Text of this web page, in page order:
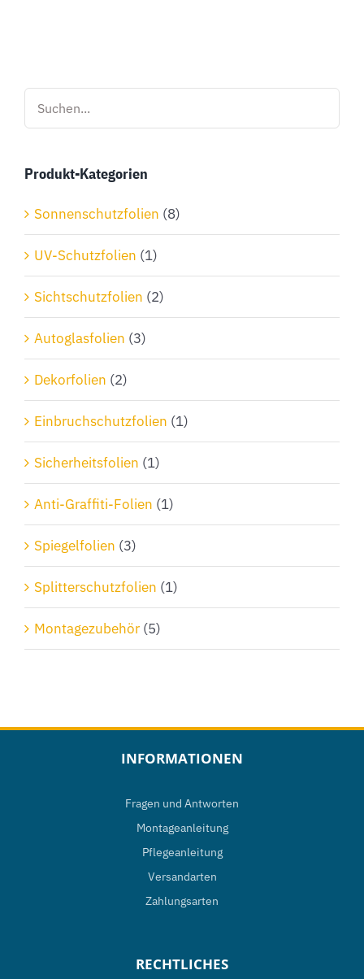
Die
können
Produktseite
gewählt
werden
Produkt-Kategorien
Sonnenschutzfolien (8)
UV-Schutzfolien (1)
Sichtschutzfolien (2)
Autoglasfolien (3)
Dekorfolien (2)
Einbruchschutzfolien (1)
Sicherheitsfolien (1)
Anti-Graffiti-Folien (1)
Spiegelfolien (3)
Splitterschutzfolien (1)
Montagezubehör (5)
INFORMATIONEN
Fragen und Antworten
Montageanleitung
Pflegeanleitung
Versandarten
Zahlungsarten
RECHTLICHES